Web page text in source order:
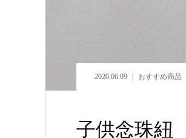
2020.06.09 おすすめ商品
子供念珠紐